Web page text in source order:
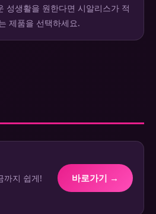
성생활을 원한다면 시알리스가 적
제품을 선택하세요.
까지 쉽게! 바로가기 →